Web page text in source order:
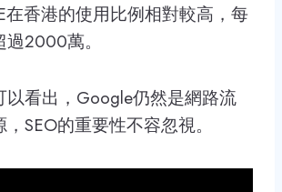
在香港的使用比例相對較高，每
2000萬。
以看出，Google仍然是網路流
SEO的重要性不容忽視。